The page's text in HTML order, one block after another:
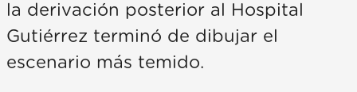
la derivación posterior al Hospital
Gutiérrez terminó de dibujar el
escenario más temido.